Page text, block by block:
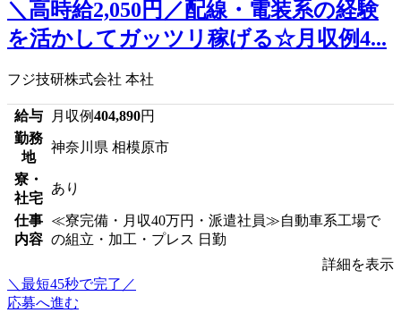
＼高時給2,050円／配線・電装系の経験
を活かしてガッツリ稼げる☆月収例4...
フジ技研株式会社 本社
給与 月収例404,890円
勤務
地
神奈川県 相模原市
寮・
社宅
あり
仕事
内容
≪寮完備・月収40万円・派遣社員≫自動車系工場で
の組立・加工・プレス 日勤
詳細を表示
＼最短45秒で完了／
応募へ進む